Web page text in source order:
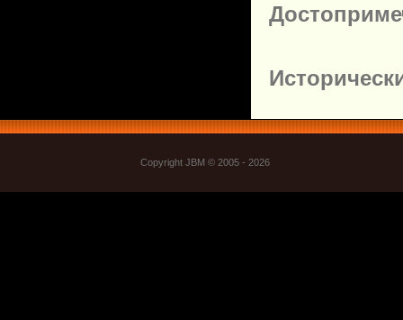
Copyright JBM © 2005 - 2026